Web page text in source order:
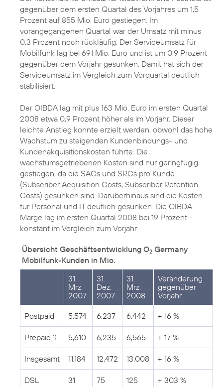
gegenüber dem ersten Quartal des Vorjahres um 1,5
Prozent auf 855 Mio. Euro gestiegen. Im
vorangegangenen Quartal war der Umsatz mit minus
0,3 Prozent noch rückläufig. Der Serviceumsatz für
Mobilfunk lag bei 691 Mio. Euro und ist um 0,9 Prozent
gegenüber dem Vorjahr gesunken. Damit hat sich der
Serviceumsatz im Vergleich zum Vorquartal deutlich
stabilisiert.
Der OIBDA lag mit plus 163 Mio. Euro im ersten Quartal
2008 etwa 0,9 Prozent höher als im Vorjahr. Dieser
leichte Anstieg konnte erzielt werden, obwohl das hohe
Wachstum zu steigenden Kundenbindungs- und
Kundenakquisitionskosten führte. Die
wachstumsgetriebenen Kosten sind nur geringfügig
gestiegen, da die SACs und SRCs pro Kunde
(Subscriber Acquisition Costs, Subscriber Retention
Costs) gesunken sind. Darüberhinaus sind die Kosten
für Personal und IT deutlich gesunken. Die OIBDA
Marge lag im ersten Quartal 2008 bei 19 Prozent -
konstant im Vergleich zum Vorjahr.
Übersicht Geschäftsentwicklung O2 Germany
Mobilfunk-Kunden in Mio.
31.
Mrz.
2007
31.
Dez.
2007
31.
Mrz.
2008
Veränderung
gegenüber
Vorjahr
Postpaid 5,574 6,237 6,442 + 16 %
Prepaid 1) 5,610 6,235 6,565 + 17 %
Insgesamt 11,184 12,472 13,008 + 16 %
DSL
31
75
125
+ 303 %